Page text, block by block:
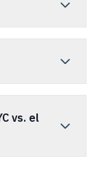
vs. el